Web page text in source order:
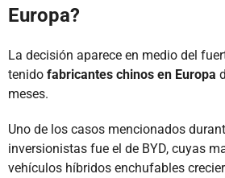
Europa?
La decisión aparece en medio del
tenido fabricantes chinos en Europa
meses.
Uno de los casos mencionados
inversionistas fue el de BYD, cuyas
vehículos híbridos enchufables